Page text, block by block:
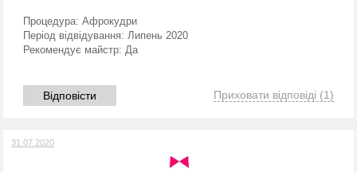
Процедура: Афрокудри
Період відвідування: Липень 2020
Рекомендує майстр: Да
Відповісти Приховати відповіді (1)
31.07.2020